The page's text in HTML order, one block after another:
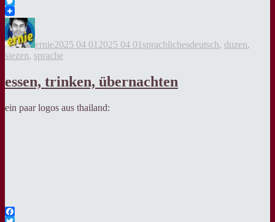
Twitter
ernie2025 04 01 2025 04 01 sprachlichesdeutsch, duzen,
siezen, sprache
essen, trinken, übernachten
ein paar logos aus thailand: